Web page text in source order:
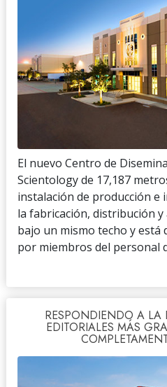
El nuevo Centro de
Scientology de 17,187
instalación de producción e
la fabricación, distribución
bajo un mismo techo y está
por miembros del personal
RESPONDIENDO A
EDITORIALES MÁS